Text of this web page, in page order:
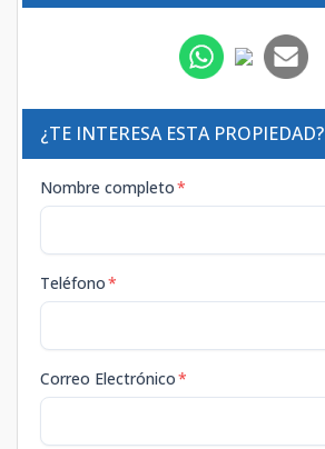
¿TE INTERESA ESTA PROPIEDAD?
Nombre completo*
Teléfono*
Correo Electrónico*